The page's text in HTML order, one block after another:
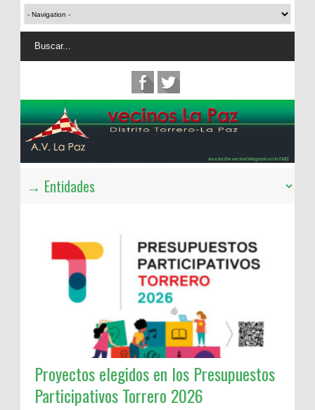
Proyectos elegidos en los Presupuestos
Participativos Torrero 2026